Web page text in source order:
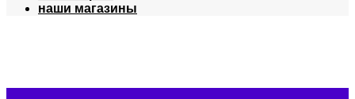
наши магазины